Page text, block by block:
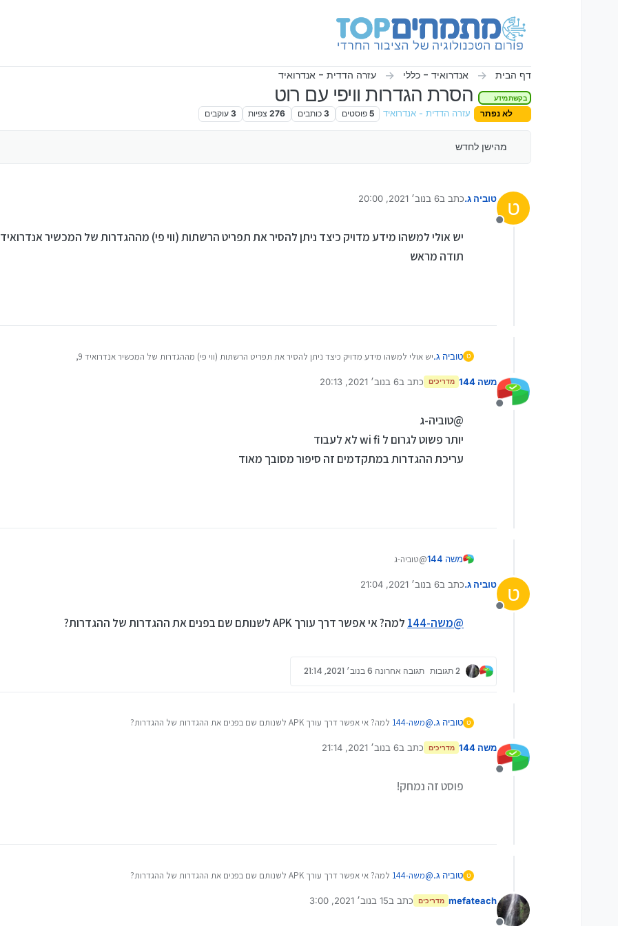
דף הבית אנדרואיד - כללי עזרה הדדית - אנדרואיד
בקשת מידע הסרת הגדרות וויפי עם רוט
לא נפתר עזרה הדדית - אנדרואיד 5 פוסטים 3 כותבים 276 צפיות 3 עוקבים
מהישן לחדש
ט
מנותק
טוביה ג.כתב ב6 בנוב׳ 2021, 20:00
נערך לאחרונה על ידי טוביה ג.
יש אולי למשהו מידע מדויק כיצד ניתן להסיר את תפריט הרשתות (ווי פי) מההגדרות של המכשיר אנדרואיד 9,
תודה מראש
ט טוביה ג.יש אולי למשהו מידע מדויק כיצד ניתן להסיר את תפריט הרשתות (ווי פי) מההגדרות של המכשיר אנדרואיד 9,
מנותק
משה 144 מדריכים כתב ב6 בנוב׳ 2021, 20:13
נערך לאחרונה על ידי
@טוביה-ג
יותר פשוט לגרום ל wi fi לא לעבוד
עריכת ההגדרות במתקדמים זה סיפור מסובך מאוד
משה 144
@טוביה-ג
עריכת ההגדרות במתקדמים זה סיפור מסובך מאוד
ט
מנותק
טוביה ג.כתב ב6 בנוב׳ 2021, 21:04
נערך לאחרונה על ידי
@משה-144 למה? אי אפשר דרך עורך APK לשנותם שם בפנים את ההגדרות של ההגדרות?
2 תגובות תגובה אחרונה 6 בנוב׳ 2021, 21:14
ט טוביה ג.@משה-144 למה? אי אפשר דרך עורך APK לשנותם שם בפנים את ההגדרות של ההגדרות?
מנותק
משה 144 מדריכים כתב ב6 בנוב׳ 2021, 21:14
נערך לאחרונה על ידי
פוסט זה נמחק!
ט טוביה ג.@משה-144 למה? אי אפשר דרך עורך APK לשנותם שם בפנים את ההגדרות של ההגדרות?
mefateach מדריכים כתב ב15 בנוב׳ 2021, 3:00
נערך לאחרונה על ידי